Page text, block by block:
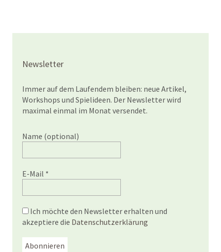
Newsletter
Immer auf dem Laufendem bleiben: neue Artikel,
Workshops und Spielideen. Der Newsletter wird
maximal einmal im Monat versendet.
Name (optional)
E-Mail *
Ich möchte den Newsletter erhalten und
akzeptiere die Datenschutzerklärung